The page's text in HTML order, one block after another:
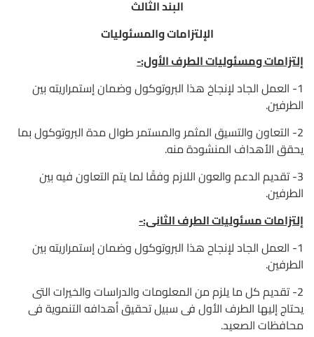
البند الثالث
الإلتزامات والمسئوليات
إلتزامات ومسئوليات الطرف الأول:-
1- العمل الجاد لإنجاخ هذا البروتوكول وضمان إستمراريته بين
الطرفين.
2- التعاون والتسيق المثمر والمستمر طوال مدة البروتوكول بما
يحقق الأهداف المنشودة منه.
3- تقديم الدعم والعون اللازم وفقًا لما يتم التعاون فيه بين
الطرفين.
إلتزامات مسئوليات الطرف الثانى:-
1- العمل الجاد لإنجاح هذا البروتوكول وضمان إستمراريته بين
الطرفين.
2- تقديم كل ما يلزم من المعلومات والدراسات والخيرات التى
يحتاج إليها الطرف الأول فى سبيل تحقيق أهدافه التنموية فى
محافظات الصعيد.